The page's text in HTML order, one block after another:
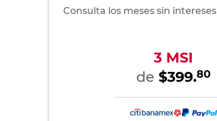
Consulta los meses sin intereses
3 MSI
de $399.80